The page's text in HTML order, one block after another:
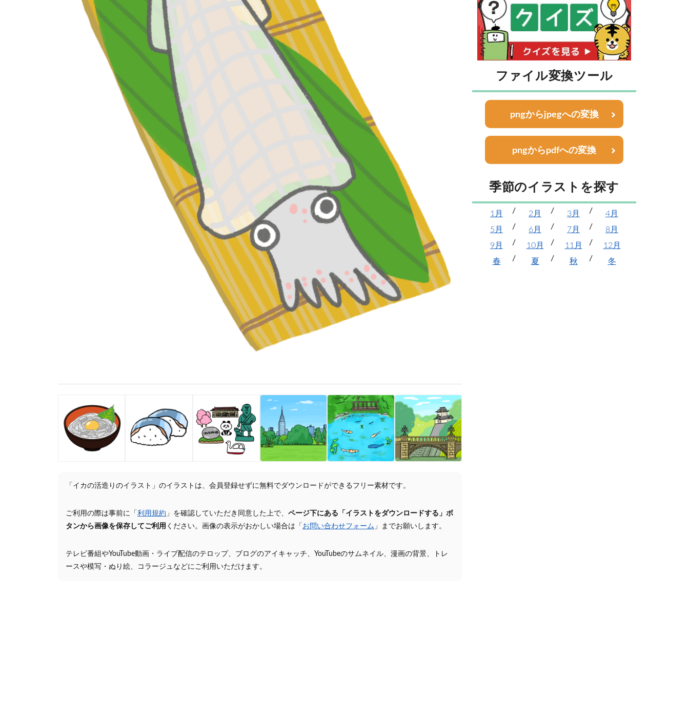
「イカの活造りのイラスト」のイラストは、会員登録せずに無料でダウンロードができるフリー素材です。
ご利用の際は事前に「 利用規約 」を確認していただき同意した上で、 ページ下にある「イラストをダウンロードする」ボ
タンから画像を保存してご利用 ください。画像の表示がおかしい場合は「 お問い合わせフォーム 」までお願いします。
テレビ番組やYouTube動画・ライブ配信のテロップ、ブログのアイキャッチ、YouTubeのサムネイル、漫画の背景、トレ
ースや模写・ぬり絵、コラージュなどにご利用いただけます。
ファイル変換ツール
pngからjpegへの変換
pngからpdfへの変換
季節のイラストを探す
1月 2月 3月
4月
5月
6月 7月
8月
9月
10月 11月
12月
春
夏 秋 冬